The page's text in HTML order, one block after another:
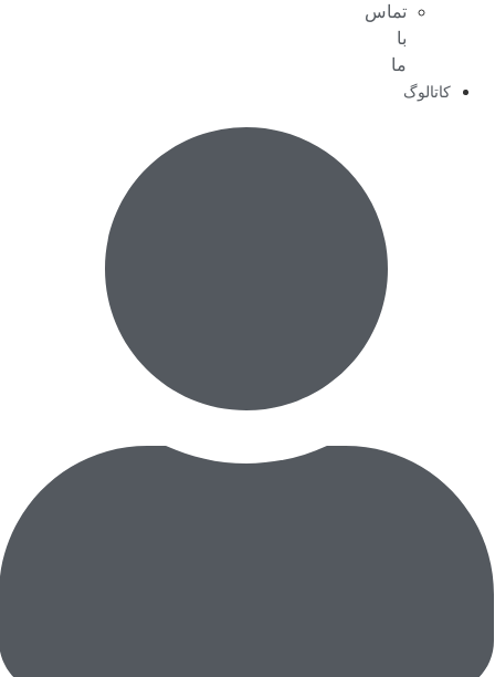
تماس
با
ما
کاتالوگ